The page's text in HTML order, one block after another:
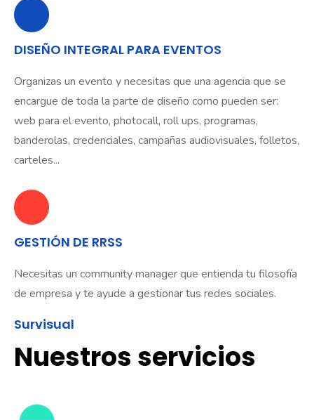
DISEÑO INTEGRAL PARA EVENTOS
Organizas un evento y necesitas que una agencia que se
encargue de toda la parte de diseño como pueden ser:
web para el evento, photocall, roll ups, programas,
banderolas, credenciales, campañas audiovisuales, folletos,
carteles...
GESTIÓN DE RRSS
Necesitas un community manager que entienda tu filosofía
de empresa y te ayude a gestionar tus redes sociales.
Survisual
Nuestros servicios